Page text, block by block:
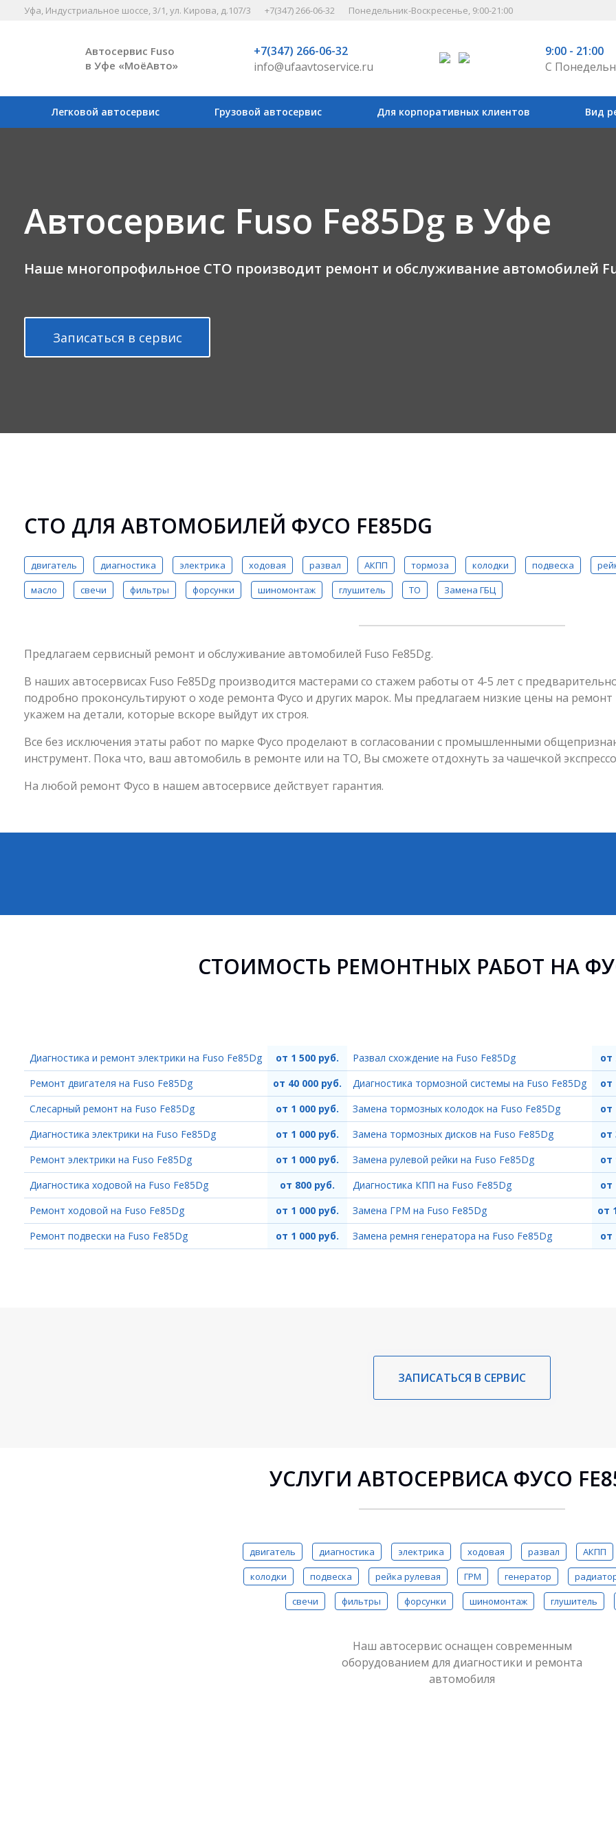
Уфа, Индустриальное шоссе, 3/1, ул. Кирова, д.107/3 +7(347) 266-06-32 Понедельник-Воскресенье, 9:00-21:00
Автосервис Fuso
в Уфе «МоёАвто»
+7(347) 266-06-32
info@ufaavtoservice.ru
9:00 - 21:00
С
Легковой автосервис Грузовой автосервис Для корпоративных клиентов Вид
Автосервис Fuso Fe85Dg в Уфе
Наше многопрофильное СТО производит ремонт и обслуживание автомобилей
Записаться в сервис
СТО ДЛЯ АВТОМОБИЛЕЙ ФУСО FE85DG
двигатель диагностика электрика ходовая развал АКПП тормоза колодки подвеска
масло
свечи фильтры форсунки шиномонтаж глушитель ТО Замена ГБЦ
Предлагаем сервисный ремонт и обслуживание автомобилей Fuso Fe85Dg.
В наших автосервисах Fuso Fe85Dg производится мастерами со стажем работы от 4-5 лет с
подробно проконсультируют о ходе ремонта Фусо и других марок. Мы предлагаем низкие цены на ремонт
укажем на детали, которые вскоре выйдут их строя.
Все без исключения этаты работ по марке Фусо проделают в согласовании с промышленными
инструмент. Пока что, ваш автомобиль в ремонте или на ТО, Вы сможете отдохнуть за чашечкой
На любой ремонт Фусо в нашем автосервисе действует гарантия.
СТОИМОСТЬ РЕМОНТНЫХ РАБОТ НА
Диагностика и ремонт электрики на Fuso Fe85Dg
от 1 500 руб.
Ремонт двигателя на Fuso Fe85Dg
от 40 000 руб.
Слесарный ремонт на Fuso Fe85Dg
от 1 000 руб.
Диагностика электрики на Fuso Fe85Dg
от 1 000 руб.
Ремонт электрики на Fuso Fe85Dg
от 1 000 руб.
Диагностика ходовой на Fuso Fe85Dg
от 800 руб.
Ремонт ходовой на Fuso Fe85Dg
от 1 000 руб.
Ремонт подвески на Fuso Fe85Dg
от 1 000 руб.
Развал схождение на Fuso Fe85Dg
от
Диагностика тормозной системы на Fuso Fe85Dg
от
Замена тормозных колодок на Fuso Fe85Dg
от
Замена тормозных дисков на Fuso Fe85Dg
от
Замена рулевой рейки на Fuso Fe85Dg
от
Диагностика КПП на Fuso Fe85Dg
от
Замена ГРМ на Fuso Fe85Dg
от
Замена ремня генератора на Fuso Fe85Dg
от
ЗАПИСАТЬСЯ В СЕРВИС
УСЛУГИ АВТОСЕРВИСА ФУСО
двигатель диагностика электрика ходовая развал АКПП
колодки
подвеска рейка рулевая ГРМ генератор
свечи
фильтры форсунки шиномонтаж глушитель
Наш автосервис оснащен современным
оборудованием для диагностики и ремонта
автомобиля